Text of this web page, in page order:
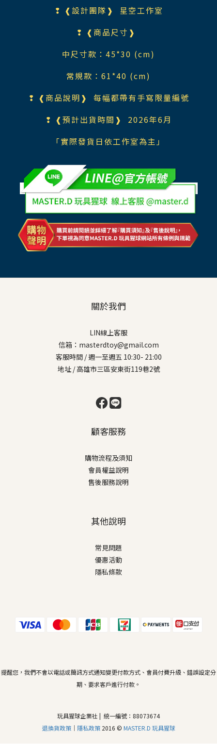
❢ ❰設計團隊❱ 星空工作室
❢ ❰商品尺寸❱
中尺寸款：45*30 (cm)
常規款：61*40 (cm)
❢ ❰商品說明❱ 每幅都帶有手寫限量編號
❢ ❰預計出貨時間❱ 2026年6月
「實際發貨日依工作室為主」
關於我們
LIN線上客服
信箱：masterdtoy@gmail.com
客服時間 / 週一至週五 10:30- 21:00
地址 / 高雄市三區安東街119巷2號
顧客服務
購物流程及須知
會員權益說明
售後服務說明
其他說明
常見問題
優惠活動
隱私條款
提醒您，我們不會以電話或簡訊方式通知變更付款方式、會員付費升級、錯誤設定分
期、要求客戶進行付款。
玩具猩球企業社 | 統一編號：88073674
退換貨政策｜ 隱私政策 2016 © MASTER.D 玩具猩球